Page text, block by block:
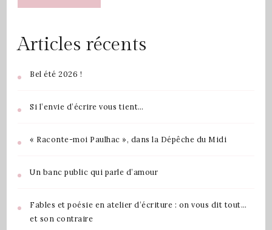
Articles récents
Bel été 2026 !
Si l’envie d’écrire vous tient…
« Raconte-moi Paulhac », dans la Dépêche du Midi
Un banc public qui parle d’amour
Fables et poésie en atelier d’écriture : on vous dit tout…
et son contraire